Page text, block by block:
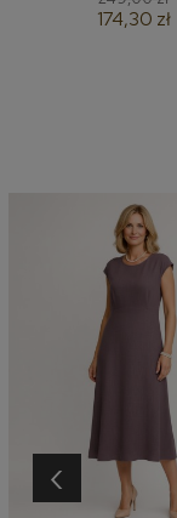
174,30 zł
‹